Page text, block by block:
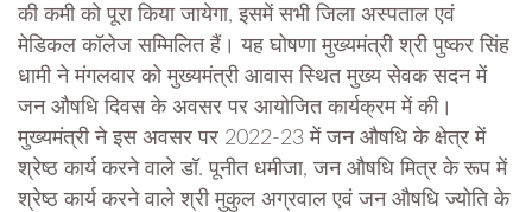
की कमी को पूरा किया जायेगा, इसमें सभी जिला अस्पताल एवं
मेडिकल कॉलेज सम्मिलित हैं। यह घोषणा मुख्यमंत्री श्री पुष्कर सिंह
धामी ने मंगलवार को मुख्यमंत्री आवास स्थित मुख्य सेवक सदन में
जन औषधि दिवस के अवसर पर आयोजित कार्यक्रम में की।
मुख्यमंत्री ने इस अवसर पर 2022-23 में जन औषधि के क्षेत्र में
श्रेष्ठ कार्य करने वाले डॉ. पूनीत धमीजा, जन औषधि मित्र के रूप में
श्रेष्ठ कार्य करने वाले श्री मुकुल अग्रवाल एवं जन औषधि ज्योति के